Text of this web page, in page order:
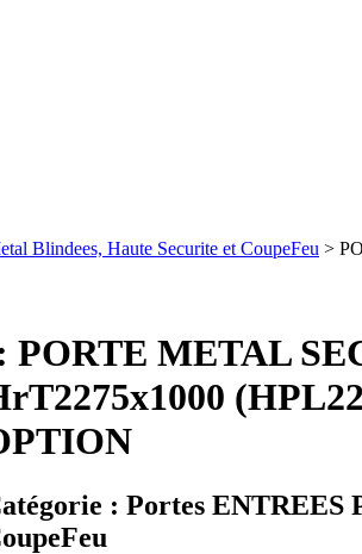
Blindees, Haute Securite et CoupeFeu >
PORTE METAL
: Portes ENTREES